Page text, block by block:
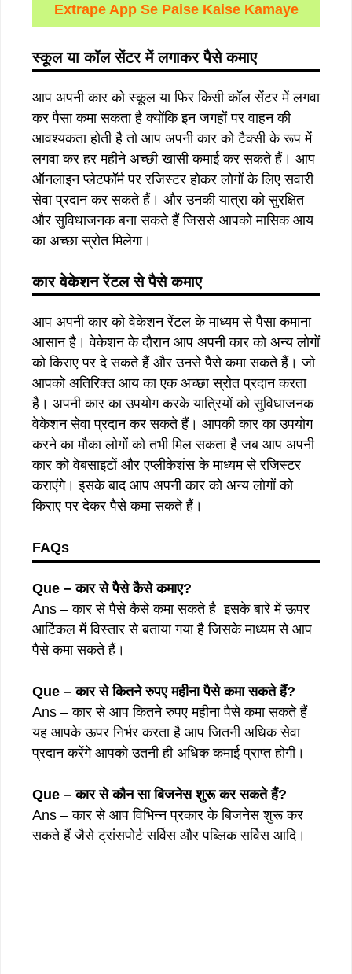
Extrape App Se Paise Kaise Kamaye
स्कूल या कॉल सेंटर में लगाकर पैसे कमाए
आप अपनी कार को स्कूल या फिर किसी कॉल सेंटर में लगवा
कर पैसा कमा सकता है क्योंकि इन जगहों पर वाहन की
आवश्यकता होती है तो आप अपनी कार को टैक्सी के रूप में
लगवा कर हर महीने अच्छी खासी कमाई कर सकते हैं। आप
ऑनलाइन प्लेटफॉर्म पर रजिस्टर होकर लोगों के लिए सवारी
सेवा प्रदान कर सकते हैं। और उनकी यात्रा को सुरक्षित
और सुविधाजनक बना सकते हैं जिससे आपको मासिक आय
का अच्छा स्रोत मिलेगा।
कार वेकेशन रेंटल से पैसे कमाए
आप अपनी कार को वेकेशन रेंटल के माध्यम से पैसा कमाना
आसान है। वेकेशन के दौरान आप अपनी कार को अन्य लोगों
को किराए पर दे सकते हैं और उनसे पैसे कमा सकते हैं। जो
आपको अतिरिक्त आय का एक अच्छा स्रोत प्रदान करता
है। अपनी कार का उपयोग करके यात्रियों को सुविधाजनक
वेकेशन सेवा प्रदान कर सकते हैं। आपकी कार का उपयोग
करने का मौका लोगों को तभी मिल सकता है जब आप अपनी
कार को वेबसाइटों और एप्लीकेशंस के माध्यम से रजिस्टर
कराएंगे। इसके बाद आप अपनी कार को अन्य लोगों को
किराए पर देकर पैसे कमा सकते हैं।
FAQs
Que – कार से पैसे कैसे कमाए?
Ans – कार से पैसे कैसे कमा सकते है इसके बारे में ऊपर
आर्टिकल में विस्तार से बताया गया है जिसके माध्यम से आप
पैसे कमा सकते हैं।
Que – कार से कितने रुपए महीना पैसे कमा सकते हैं?
Ans – कार से आप कितने रुपए महीना पैसे कमा सकते हैं
यह आपके ऊपर निर्भर करता है आप जितनी अधिक सेवा
प्रदान करेंगे आपको उतनी ही अधिक कमाई प्राप्त होगी।
Que – कार से कौन सा बिजनेस शुरू कर सकते हैं?
Ans – कार से आप विभिन्न प्रकार के बिजनेस शुरू कर
सकते हैं जैसे ट्रांसपोर्ट सर्विस और पब्लिक सर्विस आदि।